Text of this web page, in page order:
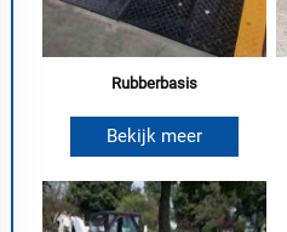
Rubberbasis
Bekijk meer